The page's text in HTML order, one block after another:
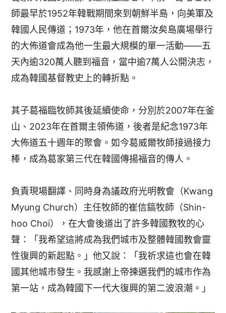
師最早於1952年韓戰期間來到朝鮮半島，向美軍及
韓國人民傳道；1973年，他在首爾汝矣島廣場舉行
的大佈道會成為他一生最大規模的單一活動——五
天內逾320萬人聽到福音，當中逾7萬人公開決志，
成為韓國基督教史上的轉折點。
其子葛福臨牧師其後延續使命，分別於2007年在釜
山、2023年在首爾主領佈道，後者是紀念1973年
大佈道五十週年的聚會。如今葛威爾牧師接過接力
棒，成為葛家第三代在韓國傳揚福音的傳人。
負責現場翻譯、同時身為議政府光明教會（Kwang
Myung Church）主任牧師的崔信鎬牧師（Shin-
hoo Choi），在大會後道出了許多韓國教牧的心
聲：「我希望這將成為我們城市及整體韓國教會靈
性復興的新起點。」他又說：「我祈求這也會在韓
國其他城市發生。我感謝上帝揀選我們的城市作為
第一站，成為韓國下一代大復興的第二波浪潮。」